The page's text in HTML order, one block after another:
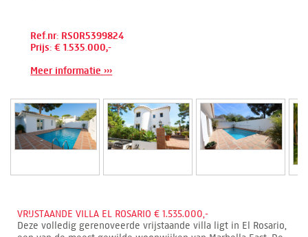
Ref.nr: RSOR5399824
Prijs: € 1.535.000,-
Meer informatie ›››
VRIJSTAANDE VILLA EL ROSARIO € 1.535.000,-
Deze volledig gerenoveerde vrijstaande villa ligt in El Rosario,